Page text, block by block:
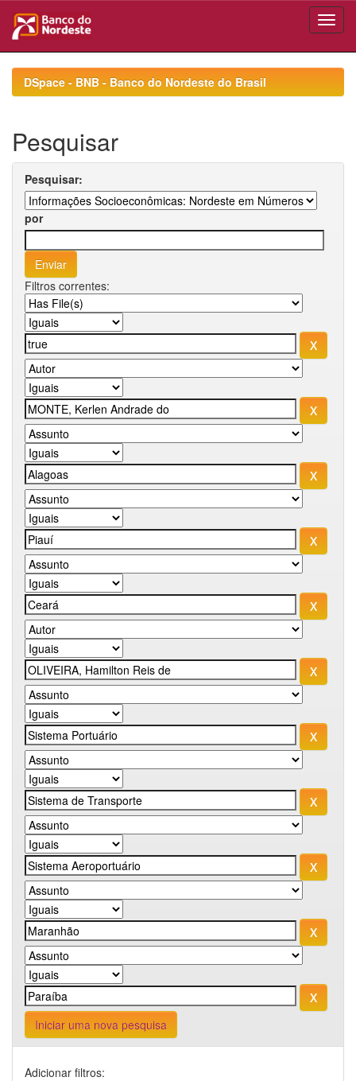
navigationDSpace - BNB - Banco do Nordeste do Brasil
Pesquisar
Pesquisar:
por
Filtros correntes:
Iniciar uma nova pesquisa
Adicionar filtros: